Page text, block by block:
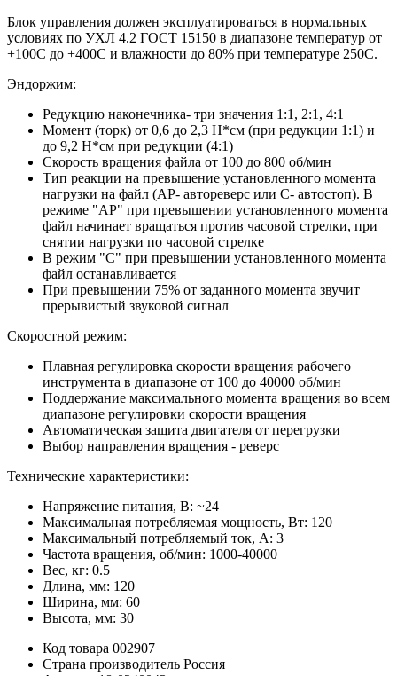
Блок управления должен эксплуатироваться в нормальных
условиях по УХЛ 4.2 ГОСТ 15150 в диапазоне температур от
+100С до +400С и влажности до 80% при температуре 250С.
Эндоржим:
Редукцию наконечника- три значения 1:1, 2:1, 4:1
Момент (торк) от 0,6 до 2,3 Н*см (при редукции 1:1) и
до 9,2 Н*см при редукции (4:1)
Скорость вращения файла от 100 до 800 об/мин
Тип реакции на превышение установленного момента
нагрузки на файл (АР- автореверс или С- автостоп). В
режиме "АР" при превышении установленного момента
файл начинает вращаться против часовой стрелки, при
снятии нагрузки по часовой стрелке
В режим "С" при превышении установленного момента
файл останавливается
При превышении 75% от заданного момента звучит
прерывистый звуковой сигнал
Скоростной режим:
Плавная регулировка скорости вращения рабочего
инструмента в диапазоне от 100 до 40000 об/мин
Поддержание максимального момента вращения во всем
диапазоне регулировки скорости вращения
Автоматическая защита двигателя от перегрузки
Выбор направления вращения - реверс
Технические характеристики:
Напряжение питания, В: ~24
Максимальная потребляемая мощность, Вт: 120
Максимальный потребляемый ток, А: 3
Частота вращения, об/мин: 1000-40000
Вес, кг: 0.5
Длина, мм: 120
Ширина, мм: 60
Высота, мм: 30
Код товара 002907
Страна производитель Россия